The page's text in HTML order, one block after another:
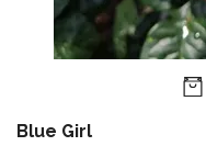
Blue Girl